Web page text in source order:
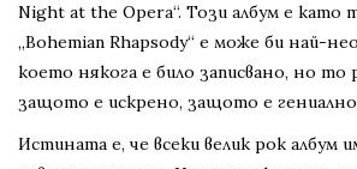
Night at the Opera“. Този албум е като
„Bohemian Rhapsody“ е може би най-
което някога е било записвано, но то
защото е искрено, защото е
Истината е, че всеки велик рок албум